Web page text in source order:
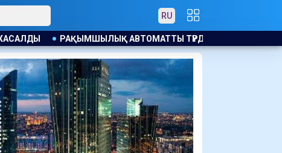
RU
ТҮРДЕ ҚОЛДАНЫЛМАЙДЫ: ҚАНША ҚАЗАҚСТАНДЫҚ